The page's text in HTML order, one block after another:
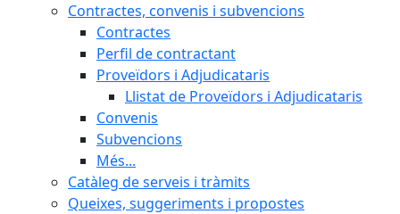
Contractes, convenis i subvencions
Contractes
Perfil de contractant
Proveïdors i Adjudicataris
Llistat de Proveïdors i Adjudicataris
Convenis
Subvencions
Més...
Catàleg de serveis i tràmits
Queixes, suggeriments i propostes